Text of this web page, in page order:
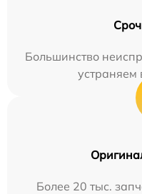
Большинство
устраняем
Более 20 тыс.